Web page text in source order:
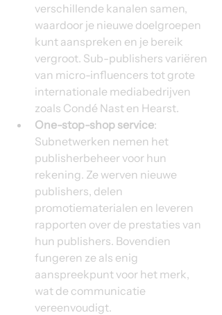
verschillende kanalen samen,
waardoor je nieuwe doelgroepen
kunt aanspreken en je bereik
vergroot. Sub-publishers variëren
van micro-influencers tot grote
internationale mediabedrijven
zoals Condé Nast en Hearst.
One-stop-shop service:
Subnetwerken nemen het
publisherbeheer voor hun
rekening. Ze werven nieuwe
publishers, delen
promotiematerialen en leveren
rapporten over de prestaties van
hun publishers. Bovendien
fungeren ze als enig
aanspreekpunt voor het merk,
wat de communicatie
vereenvoudigt.